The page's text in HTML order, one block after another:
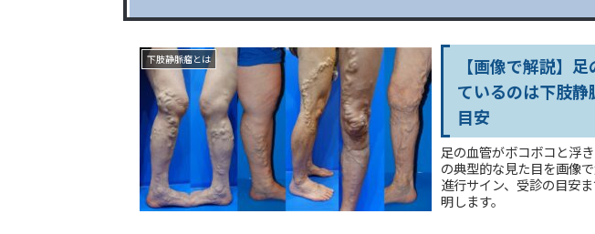
下肢静脈瘤とは
【画像で解説】
ているのは下肢
目安
足の血管がボコボコと浮
の典型的な見た目を画像
進行サイン、受診の目安
明します。